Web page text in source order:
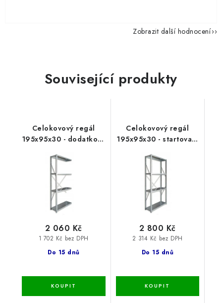
Zobrazit další hodnocení
Související produkty
Celokovový regál
195x95x30 - dodatkový
Do 15 dnů
1 702 Kč bez DPH
2 060 Kč
Celokovový regál
195x95x30 - startovací
Do 15 dnů
2 314 Kč bez DPH
2 800 Kč